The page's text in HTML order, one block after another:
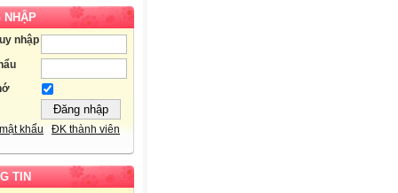
NHẬP
nhập
khẩu ĐK thành viên
TIN